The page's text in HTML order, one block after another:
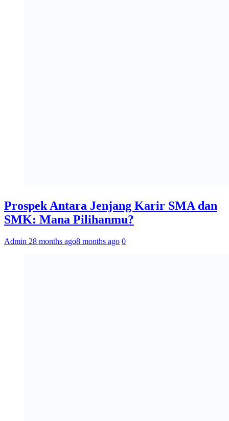
Prospek Antara Jenjang Karir SMA dan
SMK: Mana Pilihanmu?
Admin 28 months ago8 months ago 0